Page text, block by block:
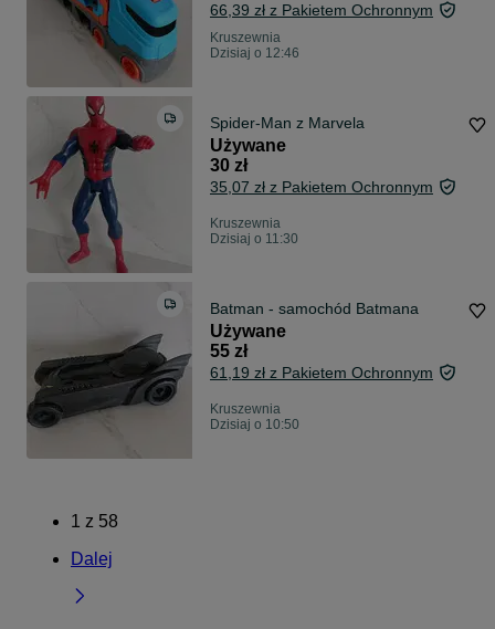
66,39 zł z Pakietem Ochronnym
Kruszewnia
Dzisiaj o 12:46
Spider-Man z Marvela
Używane
30 zł
35,07 zł z Pakietem Ochronnym
Kruszewnia
Dzisiaj o 11:30
Batman - samochód Batmana
Używane
55 zł
61,19 zł z Pakietem Ochronnym
Kruszewnia
Dzisiaj o 10:50
1 z 58
Dalej